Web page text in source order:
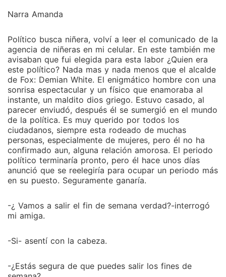
Narra Amanda
Político busca niñera, volví a leer el comunicado de la
agencia de niñeras en mi celular. En este también me
avisaban que fui elegida para esta labor ¿Quien era
este político? Nada mas y nada menos que el alcalde
de Fox: Demian White. El enigmático hombre con una
sonrisa espectacular y un físico que enamoraba al
instante, un maldito dios griego. Estuvo casado, al
parecer enviudó, después él se sumergió en el mundo
de la política. Es muy querido por todos los
ciudadanos, siempre esta rodeado de muchas
personas, especialmente de mujeres, pero él no ha
confirmado aun, alguna relación amorosa. El periodo
político terminaría pronto, pero él hace unos días
anunció que se reelegiría para ocupar un periodo más
en su puesto. Seguramente ganaría.
-¿ Vamos a salir el fin de semana verdad?-interrogó
mi amiga.
-Si- asentí con la cabeza.
-¿Estás segura de que puedes salir los fines de